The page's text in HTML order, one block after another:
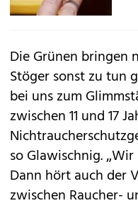
Die Grünen bringen
Stöger sonst zu tun
bei uns zum
zwischen 11 und 17
so Glawischnig.
Dann hört auch der
zwischen Raucher-